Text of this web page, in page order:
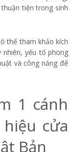
phòng
là lựa chọn phù
cánh, giúp tiết kiệm
mở quay 1 cánh.
và thuận tiện kết
phong cách chung
phù hợp với không
vân gỗ tạo cảm